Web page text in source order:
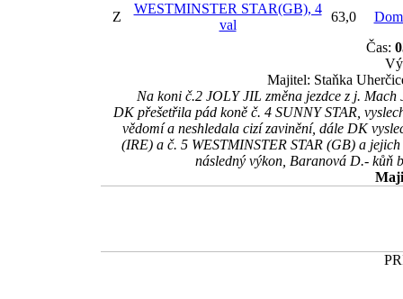
Z
WESTMINSTER STAR(GB), 4
val
63,0
Čas:
Majitel: Staňka
Na koni č.2 JOLY JIL změna jezdce z j.
DK přešetřila pád koně č. 4 SUNNY STAR,
vědomí a neshledala cizí zavinění, dále DK
(IRE) a č. 5 WESTMINSTER STAR (GB) a
následný výkon, Baranová D.- kůň